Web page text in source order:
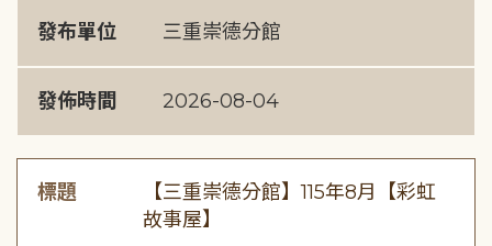
發布單位 三重崇德分館
發佈時間 2026-08-04
標題
【三重崇德分館】115年8月【彩虹
故事屋】